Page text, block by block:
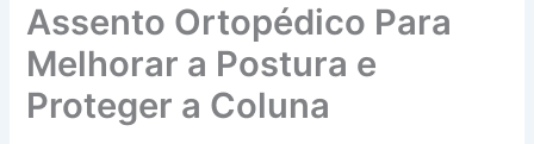
Assento Ortopédico Para
Melhorar a Postura e
Proteger a Coluna